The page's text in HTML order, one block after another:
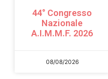
44° Congresso
Nazionale
A.I.M.M.F. 2026
08/08/2026